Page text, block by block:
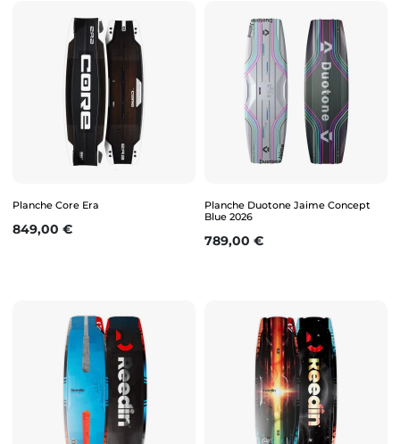
Planche Core Era
Prix
849,00 €
Planche Duotone Jaime Concept
Blue 2026
Prix
789,00 €